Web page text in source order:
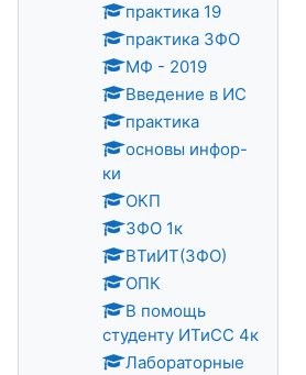
практика 19
практика ЗФО
МФ - 2019
Введение в ИС
практика
основы инфор-
ки
ОКП
ЗФО 1к
ВТиИТ(ЗФО)
ОПК
В помощь
студенту ИТиСС 4к
Лабораторные